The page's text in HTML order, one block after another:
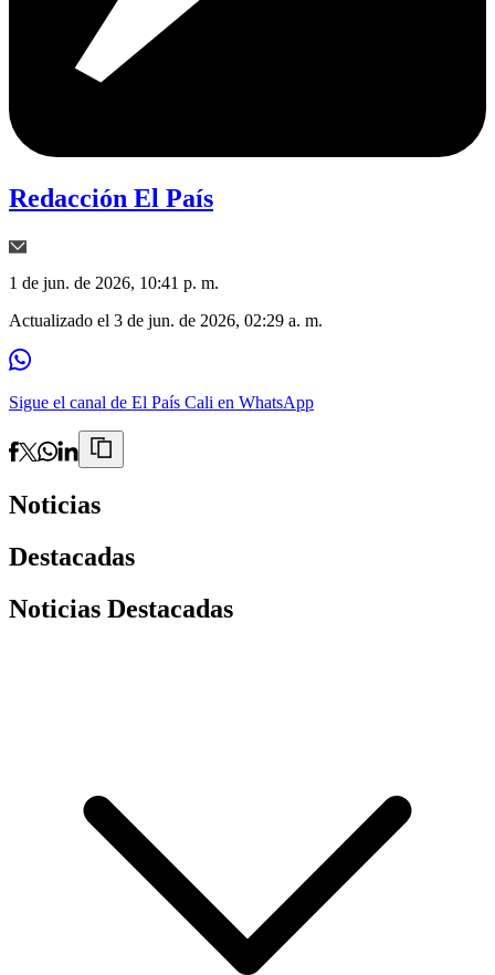
Redacción El País
1 de jun. de 2026, 10:41 p. m.
Actualizado el 3 de jun. de 2026, 02:29 a. m.
Sigue el canal de El País Cali en WhatsApp
Noticias
Destacadas
Noticias Destacadas